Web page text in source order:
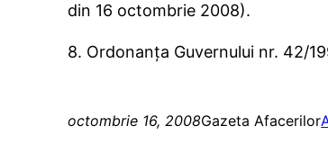
din 16 octombrie 2008).
8. Ordonanţa Guvernului nr. 42/
octombrie 16, 2008Gazeta Afacerilor